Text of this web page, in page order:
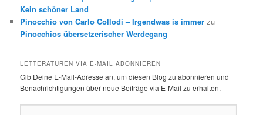
Kein schöner Land
Pinocchio von Carlo Collodi – Irgendwas is immer zu
Pinocchios übersetzerischer Werdegang
LETTERATUREN VIA E-MAIL ABONNIEREN
Gib Deine E-Mail-Adresse an, um diesen Blog zu abonnieren und
Benachrichtigungen über neue Beiträge via E-Mail zu erhalten.